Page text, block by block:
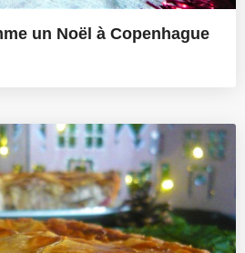
un Noël à Copenhague